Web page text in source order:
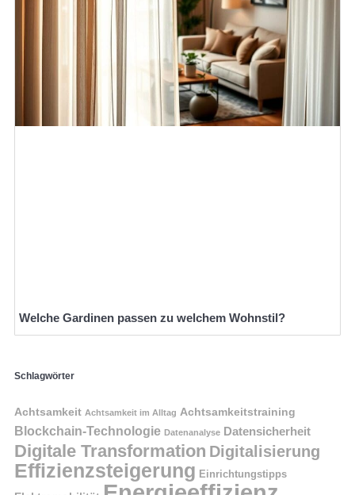
Welche Gardinen passen zu welchem Wohnstil?
Schlagwörter
Achtsamkeit Achtsamkeit im Alltag Achtsamkeitstraining
Blockchain-Technologie Datenanalyse Datensicherheit
Digitale Transformation Digitalisierung
Effizienzsteigerung Einrichtungstipps